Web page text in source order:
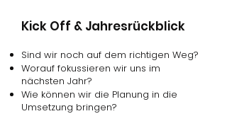
Kick Off & Jahresrückblick
Sind wir noch auf dem richtigen Weg?
Worauf fokussieren wir uns im
nächsten Jahr?
Wie können wir die Planung in die
Umsetzung bringen?